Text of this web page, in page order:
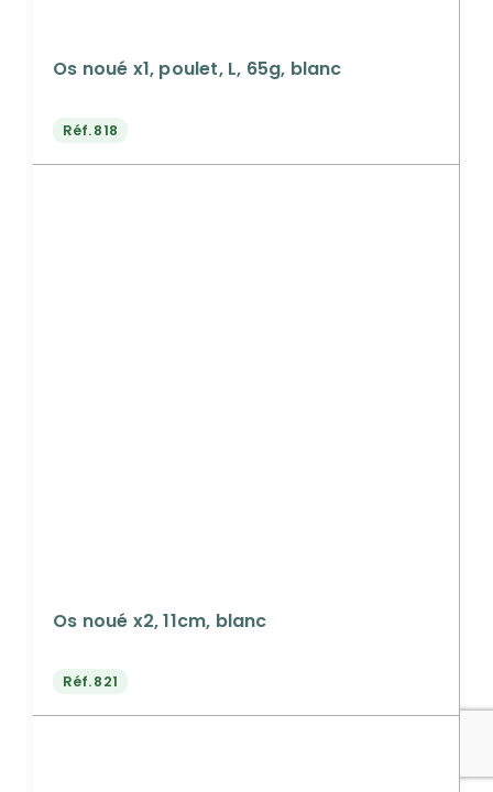
Os noué x1, poulet, L, 65g, blanc
Réf.818
Os noué x2, 11cm, blanc
Réf.821